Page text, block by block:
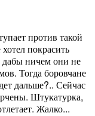
против такой
покрасить
дабы ничем они не
Тогда боровчане
дальше?.. Сейчас
Штукатурка,
Жалко...